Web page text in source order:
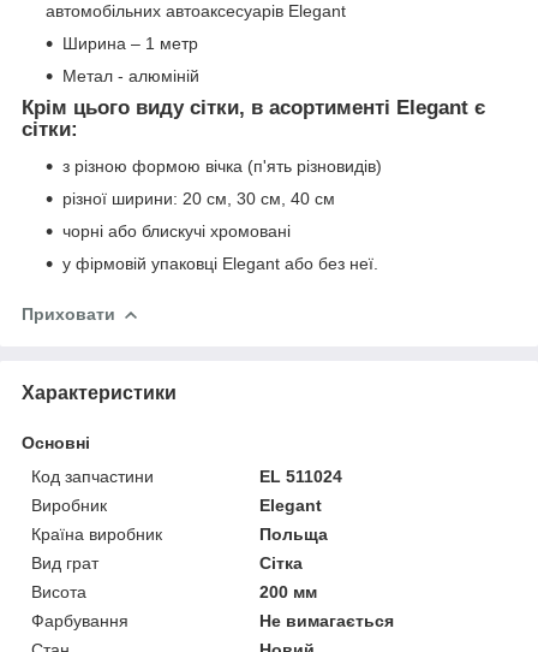
автомобільних автоаксесуарів Elegant
Ширина – 1 метр
Метал - алюміній
Крім цього виду сітки, в асортименті Elegant є
сітки:
з різною формою вічка (п'ять різновидів)
різної ширини: 20 см, 30 см, 40 см
чорні або блискучі хромовані
у фірмовій упаковці Elegant або без неї.
Приховати
Характеристики
Основні
Код запчастини
EL 511024
Виробник
Elegant
Країна виробник
Польща
Вид грат
Сітка
Висота
200 мм
Фарбування
Не вимагається